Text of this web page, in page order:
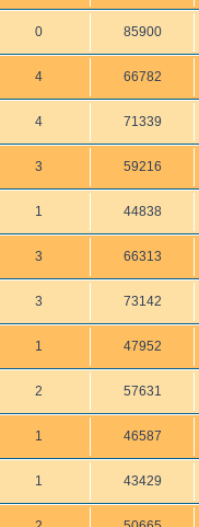
0 85900
4 66782
4 71339
3 59216
1 44838
3 66313
3 73142
1 47952
2 57631
1 46587
1 43429